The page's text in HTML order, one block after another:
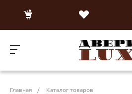
Главная / Каталог товаров